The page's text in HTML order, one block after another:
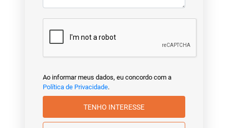
Ao informar meus dados, eu concordo com a
Política de Privacidade.
TENHO INTERESSE